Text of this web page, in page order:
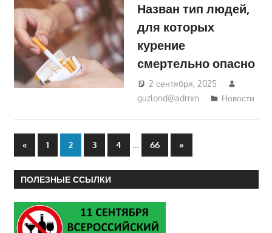
Назван тип людей,
для которых
курение
смертельно опасно
2 сентября, 2025
guzlond@admin
Новости
Пагинация
записей
«Предыдущие
записи
1 2 3 4 … 66
Следующие
записи
»
ПОЛЕЗНЫЕ ССЫЛКИ